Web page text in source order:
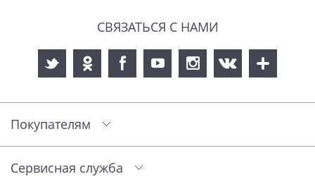
СВЯЗАТЬСЯ С НАМИ
Покупателям
Сервисная служба